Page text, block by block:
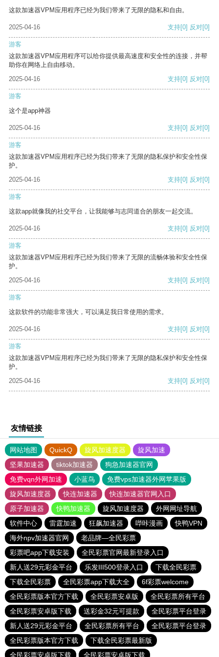
这款加速器VPM应用程序已经为我们带来了无限的隐私和自由。
2025-04-16 支持[0] 反对[0]
游客
这款加速器VPM应用程序可以给你提供最高速度和安全性的连接，并帮
助你在网络上自由移动。
2025-04-16
支持[0] 反对[0]
游客
这个是app神器
2025-04-16 支持[0] 反对[0]
游客
这款加速器VPM应用程序已经为我们带来了无限的隐私保护和安全性保
护。
2025-04-16
支持[0] 反对[0]
游客
这款app就像我的社交平台，让我能够与志同道合的朋友一起交流。
2025-04-16 支持[0] 反对[0]
游客
这款加速器VPM应用程序已经为我们带来了无限的流畅体验和安全性保
护。
2025-04-16
支持[0] 反对[0]
游客
这款软件的功能非常强大，可以满足我日常使用的需求。
2025-04-16 支持[0] 反对[0]
游客
这款加速器VPM应用程序已经为我们带来了无限的隐私保护和安全性保
护。
2025-04-16
支持[0] 反对[0]
友情链接
网站地图 QuickQ 旋风加速度器
旋风加速
坚果加速器
tiktok加速器
狗急加速器官网
免费vqn外网加速
小蓝鸟
免费vps加速器外网苹果版
旋风加速度器
快连加速器
快连加速器官网入口
原子加速器
快鸭加速器 旋风加速度器
外网网址导航
软件中心
雷霆加速 狂飙加速器 哔咔漫画
快鸭VPN
海外npv加速器官网
老品牌—全民彩票
彩票吧app下载安装
全民彩票官网最新登录入口
新人送29元彩金平台
乐发III500登录入口
下载全民彩票
下载全民彩票
全民彩票app下载大全
6f彩票welcome
全民彩票版本官方下载
全民彩票安卓版
全民彩票所有平台
全民彩票安卓版下载
送彩金32元可提款
全民彩票平台登录
新人送29元彩金平台
全民彩票所有平台
全民彩票平台登录
全民彩票版本官方下载
下载全民彩票最新版
全民彩票安卓版下载
全民彩票安卓版下载